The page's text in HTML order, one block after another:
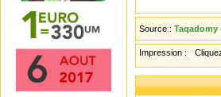
Source : Taqadomy
Impression :